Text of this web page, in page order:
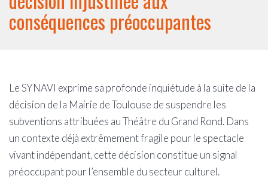
conséquences préoccupantes
Le SYNAVI exprime sa profonde inquiétude à la suite de la
décision de la Mairie de Toulouse de suspendre les
subventions attribuées au Théâtre du Grand Rond. Dans
un contexte déjà extrêmement fragile pour le spectacle
vivant indépendant, cette décision constitue un signal
préoccupant pour l’ensemble du secteur culturel.